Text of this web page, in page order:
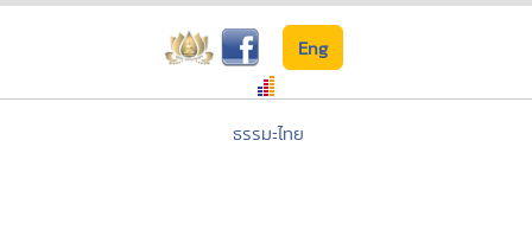
Eng
ธรรมะไทย